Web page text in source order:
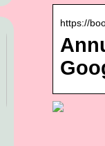
https://